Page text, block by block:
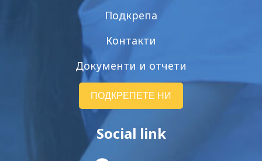
Подкрепа
Контакти
Документи и отчети
ПОДКРЕПЕТЕ НИ
Social link